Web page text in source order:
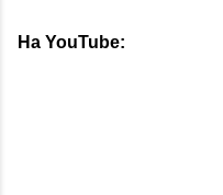
На YouTube: